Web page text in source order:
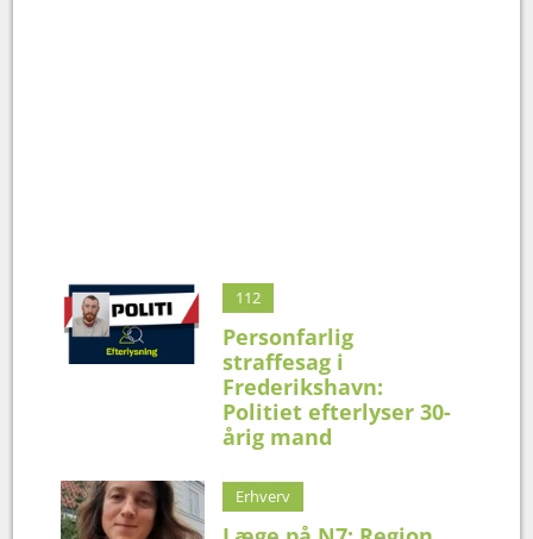
112
Personfarlig
straffesag i
Frederikshavn:
Politiet efterlyser 30-
årig mand
Erhverv